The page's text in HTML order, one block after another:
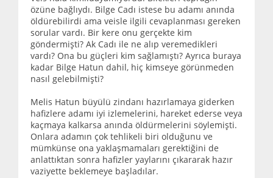
özüne bağlıydı. Bilge Cadı istese bu adamı anında
öldürebilirdi ama veisle ilgili cevaplanması gereken
sorular vardı. Bir kere onu gerçekte kim
göndermişti? Ak Cadı ile ne alıp veremedikleri
vardı? Ona bu güçleri kim sağlamıştı? Ayrıca buraya
kadar Bilge Hatun dahil, hiç kimseye görünmeden
nasıl gelebilmişti?
Melis Hatun büyülü zindanı hazırlamaya giderken
hafizlere adamı iyi izlemelerini, hareket ederse veya
kaçmaya kalkarsa anında öldürmelerini söylemişti.
Onlara adamın çok tehlikeli biri olduğunu ve
mümkünse ona yaklaşmamaları gerektiğini de
anlattıktan sonra hafizler yaylarını çıkararak hazır
vaziyette beklemeye başladılar.